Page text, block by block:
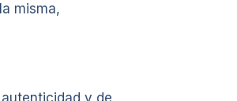
misma,
y de